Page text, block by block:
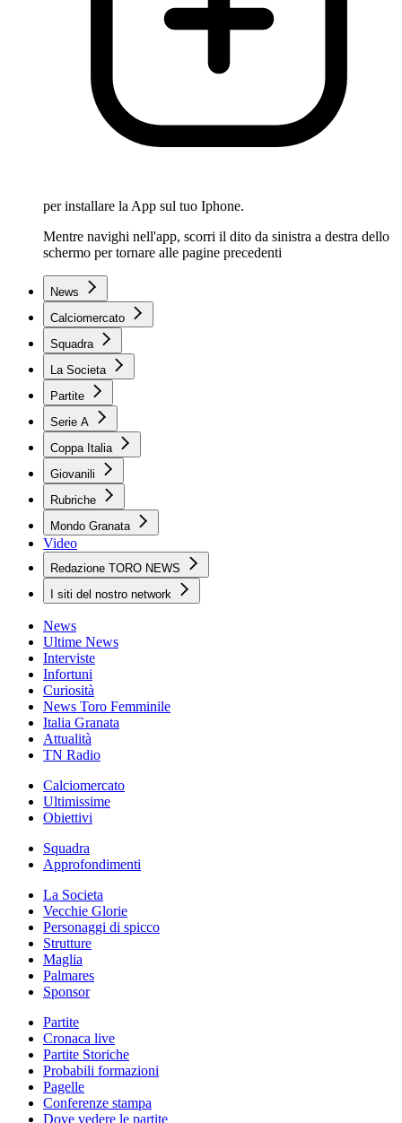
per installare la App sul tuo Iphone.
Mentre navighi nell'app, scorri il dito da sinistra a destra dello
schermo per tornare alle pagine precedenti
News
Calciomercato
Squadra
La Societa
Partite
Serie A
Coppa Italia
Giovanili
Rubriche
Mondo Granata
Video
Redazione TORO NEWS
I siti del nostro network
News
Ultime News
Interviste
Infortuni
Curiosità
News Toro Femminile
Italia Granata
Attualità
TN Radio
Calciomercato
Ultimissime
Obiettivi
Squadra
Approfondimenti
La Societa
Vecchie Glorie
Personaggi di spicco
Strutture
Maglia
Palmares
Sponsor
Partite
Cronaca live
Partite Storiche
Probabili formazioni
Pagelle
Conferenze stampa
Dove vedere le partite